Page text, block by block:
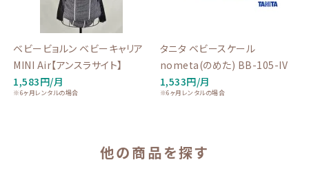
ベビービョルン ベビーキャリア
MINI Air【アンスラサイト】
1,583円/月
※6ヶ月レンタルの場合
タニタ ベビースケール
nometa(のめた) BB-105-IV
1,533円/月
※6ヶ月レンタルの場合
他の商品を探す